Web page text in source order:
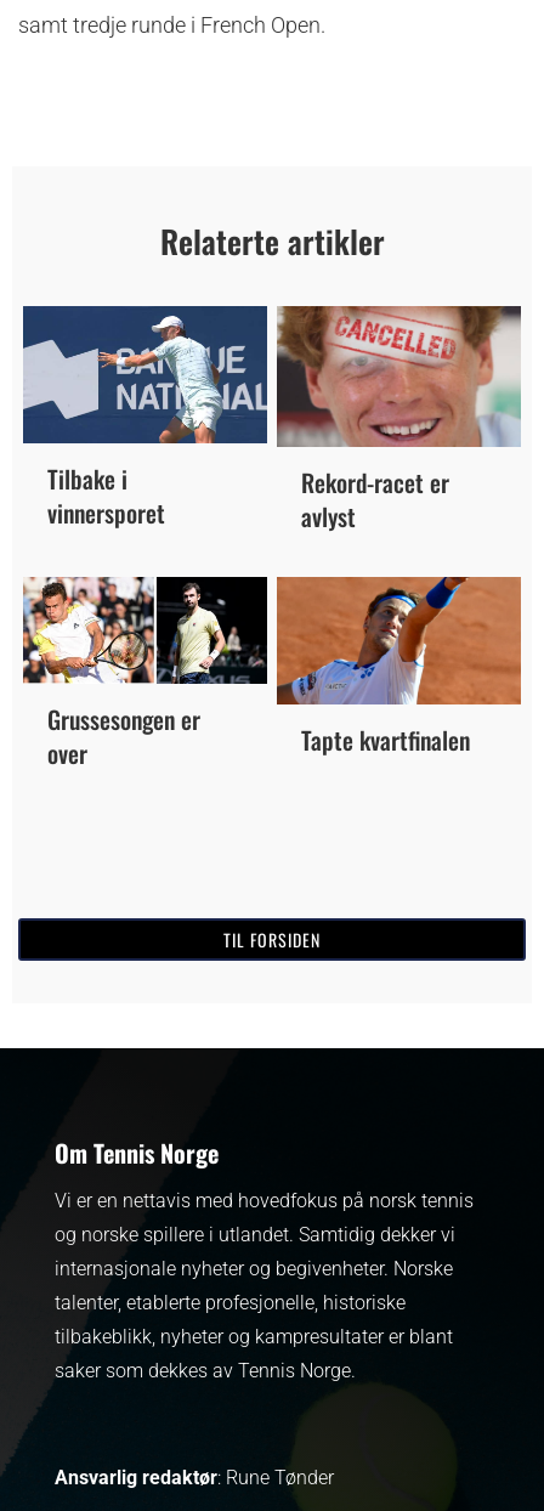
samt tredje runde i French Open.
Relaterte artikler
Tilbake i
vinnersporet
Rekord-racet er
avlyst
Grussesongen er
over
Tapte kvartfinalen
TIL FORSIDEN
Om Tennis Norge
Vi er en nettavis med hovedfokus på norsk tennis
og norske spillere i utlandet. Samtidig dekker vi
internasjonale nyheter og begivenheter. Norske
talenter, etablerte profesjonelle, historiske
tilbakeblikk, nyheter og kampresultater er blant
saker som dekkes av Tennis Norge.
Ansvarlig redaktør: Rune Tønder